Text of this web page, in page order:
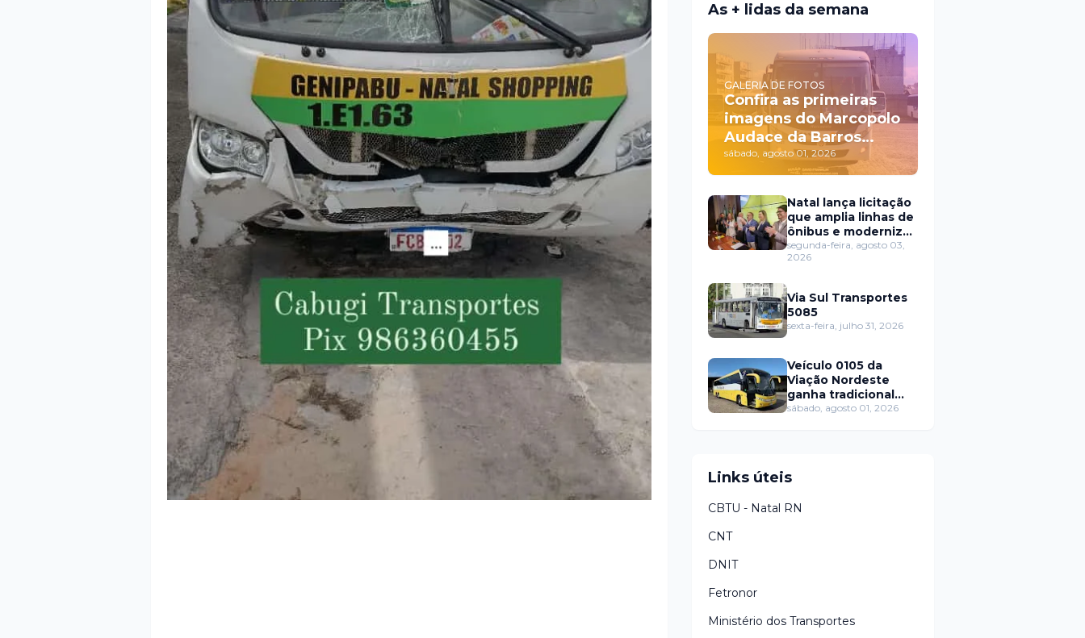
As + lidas da semana
GALERIA DE FOTOS
Confira as primeiras
imagens do Marcopolo
Audace da Barros
Frete Tur
sábado, agosto 01, 2026
Natal lança licitação
que amplia linhas de
ônibus e moderniza
o transporte público
segunda-feira, agosto 03,
2026
Via Sul Transportes
5085
sexta-feira, julho 31, 2026
Veículo 0105 da
Viação Nordeste
ganha tradicional
layout da empresa
sábado, agosto 01, 2026
Links úteis
CBTU - Natal RN
CNT
DNIT
Fetronor
Ministério dos Transportes